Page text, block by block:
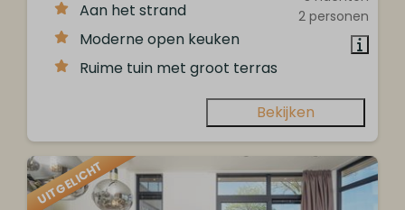
2 personen
Aan het strand
Moderne open keuken
Ruime tuin met groot terras
Bekijken
UITGELICHT